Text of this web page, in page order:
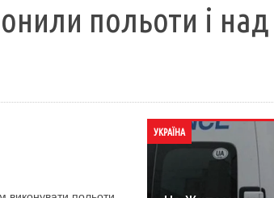
польоти і над
УКРАЇНА